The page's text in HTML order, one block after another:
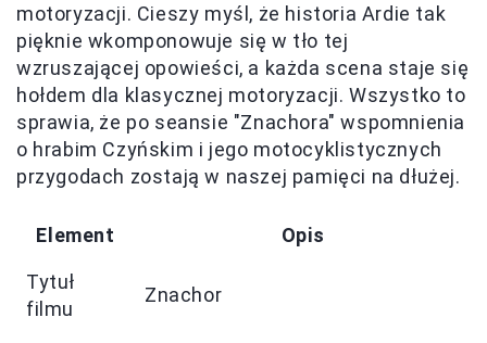
motoryzacji. Cieszy myśl, że historia Ardie tak
pięknie wkomponowuje się w tło tej
wzruszającej opowieści, a każda scena staje się
hołdem dla klasycznej motoryzacji. Wszystko to
sprawia, że po seansie "Znachora" wspomnienia
o hrabim Czyńskim i jego motocyklistycznych
przygodach zostają w naszej pamięci na dłużej.
Element Opis
Tytuł
filmu
Znachor